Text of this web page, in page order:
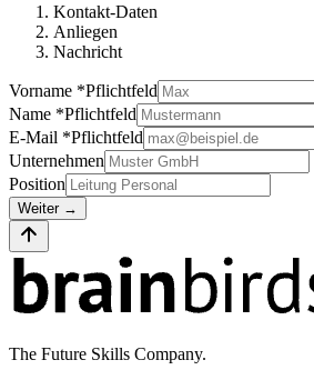
Kontakt-Daten
Anliegen
Nachricht
Vorname *Pflichtfeld
Name *Pflichtfeld
E-Mail *Pflichtfeld
Unternehmen
Position
Weiter→
The Future Skills Company.